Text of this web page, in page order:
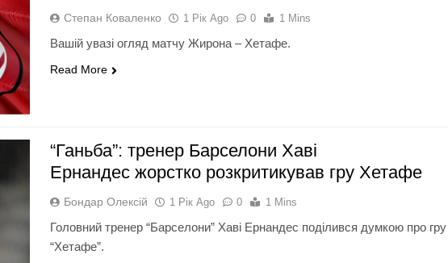
Степан Коваленко 1 Рік Ago 0 1 Mins
Вашій увазі огляд матчу Жирона – Хетафе.
Read More
“Ганьба”: тренер Барселони Хаві
Ернандес жорстко розкритикував гру Хетафе
Бондар Олексій 1 Рік Ago 0 1 Mins
Головний тренер “Барселони” Хаві Ернандес поділився думкою про гру
“Хетафе”.